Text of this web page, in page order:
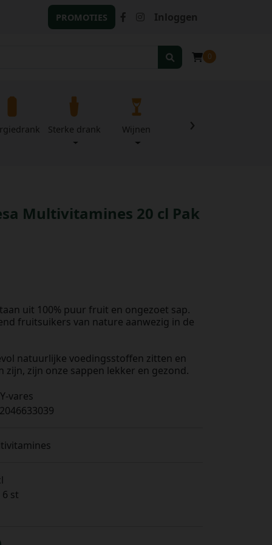
PROMOTIES Inloggen
0
Sterke drank Wijnen Zuivel
›
Multivitamines 20 cl Pak
uit 100% puur fruit en ongezoet sap.
fruitsuikers van nature aanwezig in de
natuurlijke voedingsstoffen zitten en
zijn, zijn onze sappen lekker en gezond.
vares
6 st